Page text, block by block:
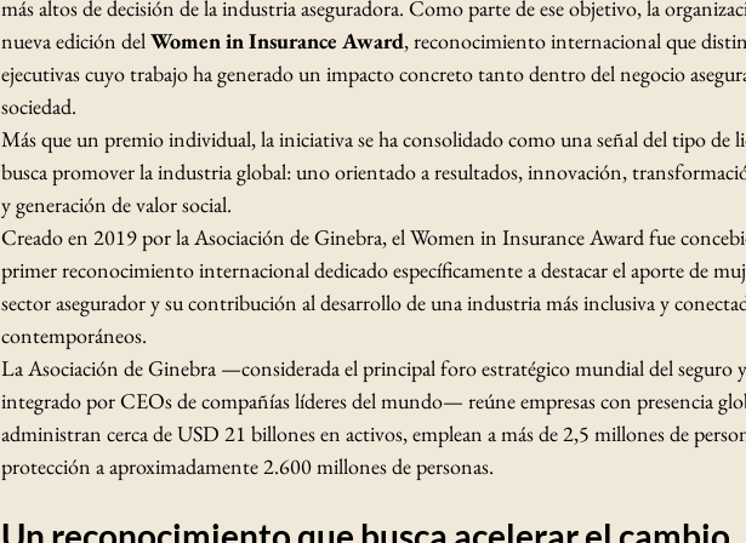
más altos de decisión de la industria aseguradora. Como parte de ese objetivo, la
nueva edición del Women in Insurance Award, reconocimiento internacional que
ejecutivas cuyo trabajo ha generado un impacto concreto tanto dentro del negocio
sociedad.
Más que un premio individual, la iniciativa se ha consolidado como una señal del tipo de
busca promover la industria global: uno orientado a resultados, innovación,
y generación de valor social.
Creado en 2019 por la Asociación de Ginebra, el Women in Insurance Award fue
primer reconocimiento internacional dedicado específicamente a destacar el aporte de
sector asegurador y su contribución al desarrollo de una industria más inclusiva y
contemporáneos.
La Asociación de Ginebra —considerada el principal foro estratégico mundial del seguro
integrado por CEOs de compañías líderes del mundo— reúne empresas con presencia
administran cerca de USD 21 billones en activos, emplean a más de 2,5 millones de
protección a aproximadamente 2.600 millones de personas.